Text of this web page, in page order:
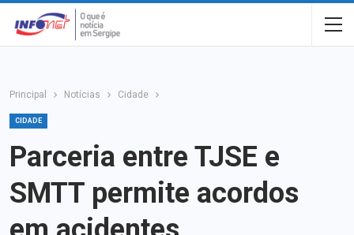
Principal Notícias Cidade
CIDADE
Parceria entre TJSE e
SMTT permite acordos